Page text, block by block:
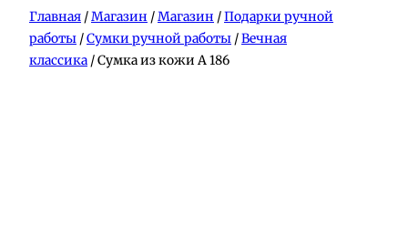
Главная /Магазин /Магазин /Подарки ручной
работы /Сумки ручной работы /Вечная
классика / Сумка из кожи А 186